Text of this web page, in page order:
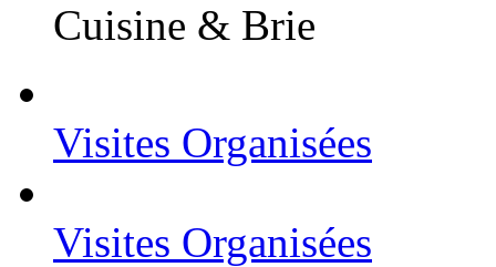
Cuisine & Brie
Visites Organisées
Visites Organisées